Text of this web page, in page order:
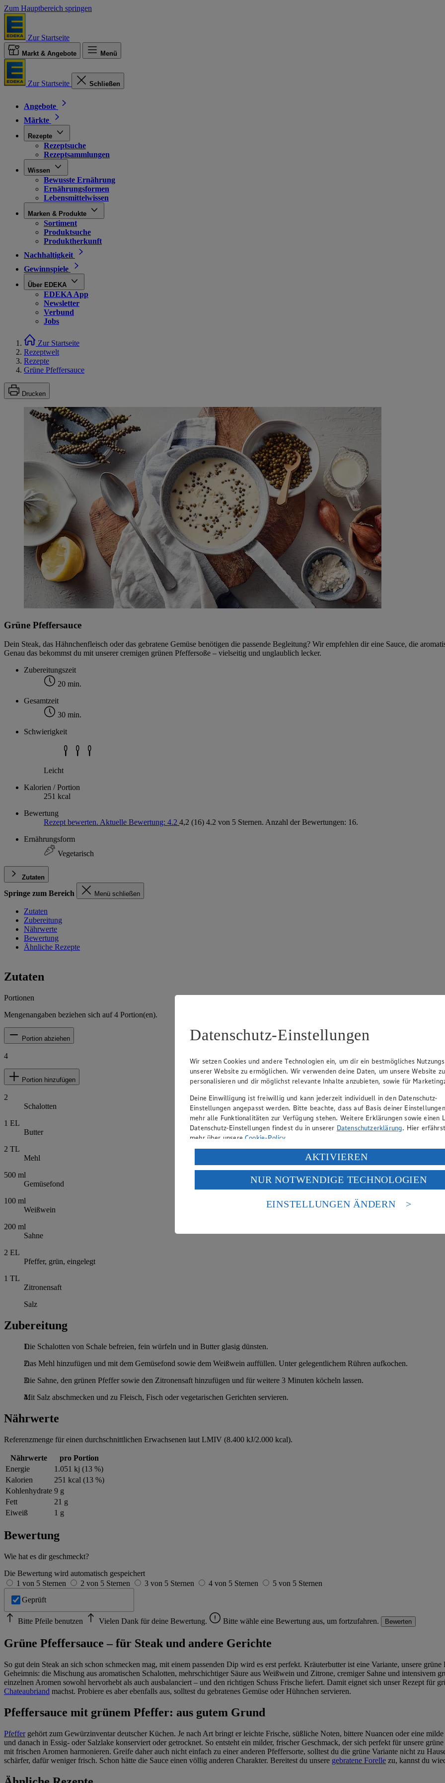
Zum Hauptbereich springen
Zur Startseite
Markt & Angebote Menü
Zur Startseite Schließen
Angebote
Märkte
Rezepte
Rezeptsuche
Rezeptsammlungen
Wissen
Bewusste Ernährung
Ernährungsformen
Lebensmittelwissen
Marken & Produkte
Sortiment
Produktsuche
Produktherkunft
Nachhaltigkeit
Gewinnspiele
Über EDEKA
EDEKA App
Newsletter
Verbund
Jobs
Zur Startseite
Rezeptwelt
Rezepte
Grüne Pfeffersauce
Drucken
Grüne Pfeffersauce
Dein Steak, das Hähnchenfleisch oder das gebratene Gemüse benötigen die passende Begleitung? Wir empfehlen dir eine Sauce, die
Genau das bekommst du mit unserer cremigen grünen Pfeffersoße – vielseitig und unglaublich lecker.
Zubereitungszeit
20 min.
Gesamtzeit
30 min.
Schwierigkeit
Leicht
Kalorien / Portion
251 kcal
Bewertung
Rezept bewerten. Aktuelle Bewertung: 4.2 4,2 (16) 4.2 von 5 Sternen. Anzahl der Bewertungen: 16.
Ernährungsform
Vegetarisch
Zutaten
Springe zum Bereich Menü schließen
Zutaten
Zubereitung
Nährwerte
Bewertung
Ähnliche Rezepte
Zutaten
Portionen
Mengenangaben beziehen sich auf4 Portion(en).
Portion abziehen
4
Portion hinzufügen
2
Schalotten
1 EL
Butter
2 TL
Mehl
500 ml
Gemüsefond
100 ml
Weißwein
200 ml
Sahne
2 EL
Pfeffer, grün, eingelegt
1 TL
Zitronensaft
Salz
Zubereitung
Die Schalotten von Schale befreien, fein würfeln und in Butter glasig dünsten.
Das Mehl hinzufügen und mit dem Gemüsefond sowie dem Weißwein auffüllen. Unter gelegentlichem Rühren aufkochen.
Die Sahne, den grünen Pfeffer sowie den Zitronensaft hinzufügen und für weitere 3 Minuten köcheln lassen.
Mit Salz abschmecken und zu Fleisch, Fisch oder vegetarischen Gerichten servieren.
Nährwerte
Referenzmenge für einen durchschnittlichen Erwachsenen laut LMIV (8.400 kJ/2.000 kcal).
Nährwerte
pro Portion
Energie
1.051 kj (13 %)
Kalorien
251 kcal (13 %)
Kohlenhydrate 9 g
Fett
21 g
Eiweiß
1 g
Bewertung
Wie hat es dir geschmeckt?
Die Bewertung wird automatisch gespeichert
1 von 5 Sternen
2 von 5 Sternen 3 von 5 Sternen 4 von 5 Sternen
5 von 5 Sternen
Geprüft
Bitte Pfeile benutzen Vielen Dank für deine Bewertung. Bitte wähle eine Bewertung aus, um fortzufahren. Bewerten
Grüne Pfeffersauce – für Steak und andere Gerichte
So gut dein Steak an sich schon schmecken mag, mit einem passenden Dip wird es erst perfekt. Kräuterbutter ist eine Variante, unsere
Geheimnis: die Mischung aus aromatischen Schalotten, mehrschichtiger Säure aus Weißwein und Zitrone, cremiger Sahne und intensivem
einzelnen Aromen sowohl hervorhebt als auch ausbalanciert – und den richtigen Schuss Frische liefert. Damit eignet sich unser Rezept für
Chateaubriand machst. Probiere es aber ebenfalls aus, solltest du gebratenes Gemüse oder Hühnchen servieren.
Pfeffersauce mit grünem Pfeffer: aus gutem Grund
Pfeffergehört zum Gewürzinventar deutscher Küchen. Je nach Art bringt er leichte Frische, süßliche Noten, bittere Nuancen oder eine
und danach in Essig- oder Salzlake konserviert oder getrocknet. So entsteht ein milder, frischer Geschmack, der sich perfekt für unsere
mit frischen Aromen harmonieren. Greife daher auch nicht einfach zu einer anderen Pfeffersorte, solltest du die grüne Variante nicht zu
schärfer, dafür weniger frisch. Schon hätte die Sauce einen völlig anderen Charakter. Bereitest du unsere gebratene Forelle zu, kannst du
Datenschutz-Einstellungen
Wir setzen Cookies und andere Technologien ein, um dir ein bestmögliches
unserer Website zu ermöglichen. Wir verwenden deine Daten, um unsere Website zu
personalisieren und dir möglichst relevante Inhalte anzubieten, sowie für
Deine Einwilligung ist freiwillig und kann jederzeit individuell in den Datenschutz-
Einstellungen angepasst werden. Bitte beachte, dass auf Basis deiner
mehr alle Funktionalitäten zur Verfügung stehen. Weitere Erklärungen sowie einen
Datenschutz-Einstellungen findest du in unserer Datenschutzerklärung. Hier
mehr über unsereCookie-Policy.
Verarbeitung deiner personenbezogenen Daten in den USA durch Facebook und
Wenn du auf „Aktivieren“ klickst, willigst du im Sinne des Art. 49 Abs. 1 Satz 1 lit.
ein, dass deine Daten in den USA verarbeitet werden. Der EuGH sieht die USA als
einem nach europäischen Standards nicht angemessenen Datenschutzniveau an. Es
Risiko eines Zugriffs durch US-amerikanische Behörden.
AKTIVIEREN
NUR NOTWENDIGE TECHNOLOGIEN
EINSTELLUNGEN ÄNDERN